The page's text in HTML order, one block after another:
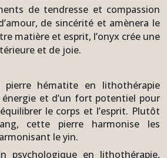
de tendresse et compassion
de sincérité et amènera le
matière et esprit, l’onyx crée une
et de joie.
pierre hématite en lithothérapie
énergie et d’un fort potentiel pour
le corps et l’esprit. Plutôt
cette pierre harmonise les
le yin.
psychologique en lithothérapie,